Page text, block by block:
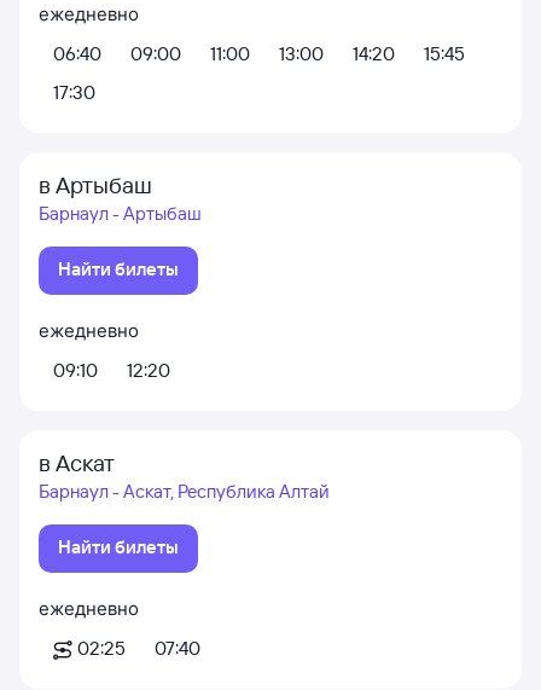
ежедневно
06:40
09:00 11:00 13:00 14:20
15:45
17:30
в Артыбаш
Барнаул - Артыбаш
Найти билеты
ежедневно
09:10
12:20
в Аскат
Барнаул - Аскат, Республика Алтай
Найти билеты
ежедневно
02:25
07:40